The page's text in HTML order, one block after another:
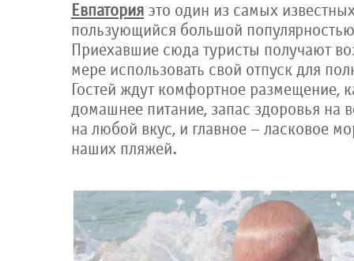
Евпатория это один из самых
пользующийся большой
Приехавшие сюда туристы получают
мере использовать свой отпуск для
Гостей ждут комфортное размещение,
домашнее питание, запас здоровья на
на любой вкус, и главное – ласковое
наших пляжей.